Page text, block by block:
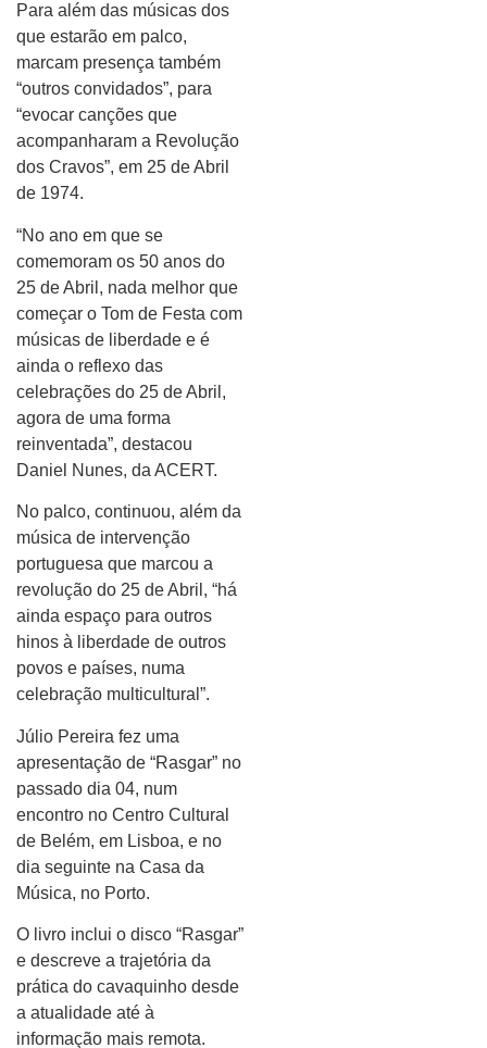
Para além das músicas dos
que estarão em palco,
marcam presença também
“outros convidados”, para
“evocar canções que
acompanharam a Revolução
dos Cravos”, em 25 de Abril
de 1974.
“No ano em que se
comemoram os 50 anos do
25 de Abril, nada melhor que
começar o Tom de Festa com
músicas de liberdade e é
ainda o reflexo das
celebrações do 25 de Abril,
agora de uma forma
reinventada”, destacou
Daniel Nunes, da ACERT.
No palco, continuou, além da
música de intervenção
portuguesa que marcou a
revolução do 25 de Abril, “há
ainda espaço para outros
hinos à liberdade de outros
povos e países, numa
celebração multicultural”.
Júlio Pereira fez uma
apresentação de “Rasgar” no
passado dia 04, num
encontro no Centro Cultural
de Belém, em Lisboa, e no
dia seguinte na Casa da
Música, no Porto.
O livro inclui o disco “Rasgar”
e descreve a trajetória da
prática do cavaquinho desde
a atualidade até à
informação mais remota.